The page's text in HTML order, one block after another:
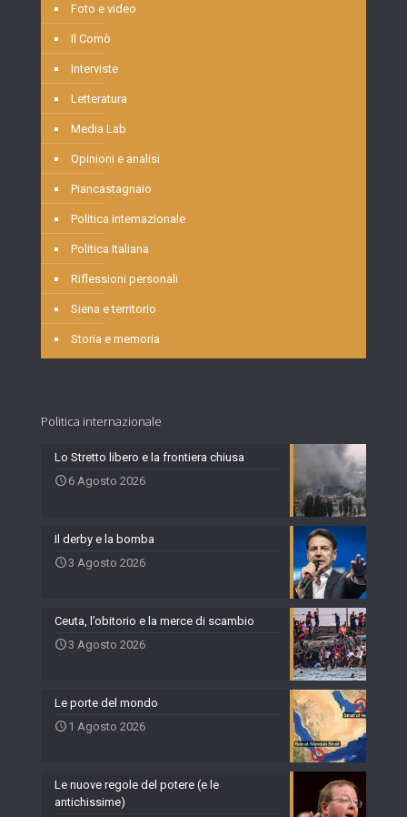
Foto e video
Il Comò
Interviste
Letteratura
Media Lab
Opinioni e analisi
Piancastagnaio
Politica internazionale
Politica Italiana
Riflessioni personali
Siena e territorio
Storia e memoria
Politica internazionale
Lo Stretto libero e la frontiera chiusa
6 Agosto 2026
Il derby e la bomba
3 Agosto 2026
Ceuta, l’obitorio e la merce di scambio
3 Agosto 2026
Le porte del mondo
1 Agosto 2026
Le nuove regole del potere (e le
antichissime)